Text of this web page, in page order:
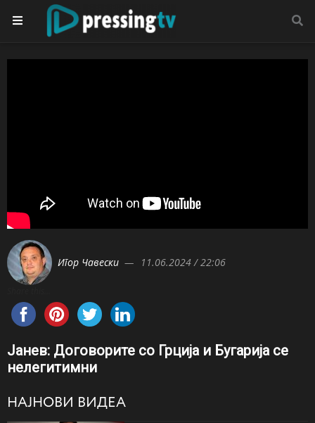
Игор Чавески 11.06.2024 / 22:06
Jaнев: Договорите со Грција и Бугарија се
нелегитимни
НАЈНОВИ ВИДЕА